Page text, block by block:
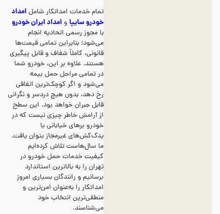
تمام خدمات امداتکار شاملامداد
خودرو سایپاو امداد ایران خودرو
با مجوز رسمی اتحادیه انجام
می‌شود؛ بنابراین تمامی قیمت‌ها
قانونی، کاملاً شفاف و قابل پیگیری
هستند. علاوه بر این، خودرو شما
در تمامی مراحل حمل بیمه
می‌شود و اگر کوچک‌ترین اتفاقی
رخ دهد، بدون هیچ دردسر و نگرانی
قابل جبران خواهد بود. این سطح
از آرامش خاطر چیزی نیست که در
خودرو برهای خیابانی یا
یدک‌کش‌های غیرمجاز بتوان یافت.
ما سال‌هاست تلاش کرده‌ایم
کیفیت خدمات حمل خودرو در
تهران را به بالاترین استاندارد
برسانیم و رانندگان بسیاری امروز
امداتکار را به‌عنوان امن‌ترین و
منطقی‌ترین انتخاب خود
می‌شناسند.